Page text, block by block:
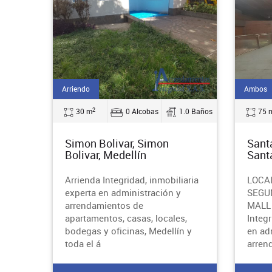
Arriendo
30 m2 0 Alcobas 1.0 Baños
Simon Bolivar, Simon
Bolivar, Medellín
Arrienda Integridad, inmobiliaria
experta en administración y
arrendamientos de
apartamentos, casas, locales,
bodegas y oficinas, Medellín y
toda el á
Ambos
75
en